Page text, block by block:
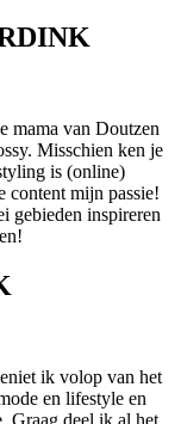
mama van Doutzen
Misschien ken je
is (online)
content mijn passie!
gebieden inspireren
ik volop van het
en lifestyle en